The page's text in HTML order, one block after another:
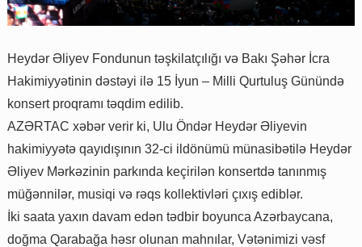
Heydər Əliyev Fondunun təşkilatçılığı və Bakı Şəhər İcra
Hakimiyyətinin dəstəyi ilə 15 İyun – Milli Qurtuluş Günündə
konsert proqramı təqdim edilib.
AZƏRTAC xəbər verir ki, Ulu Öndər Heydər Əliyevin
hakimiyyətə qayıdışının 32-ci ildönümü münasibətilə Heydər
Əliyev Mərkəzinin parkında keçirilən konsertdə tanınmış
müğənnilər, musiqi və rəqs kollektivləri çıxış ediblər.
İki saata yaxın davam edən tədbir boyunca Azərbaycana,
doğma Qarabağa həsr olunan mahnılar, Vətənimizi vəsf